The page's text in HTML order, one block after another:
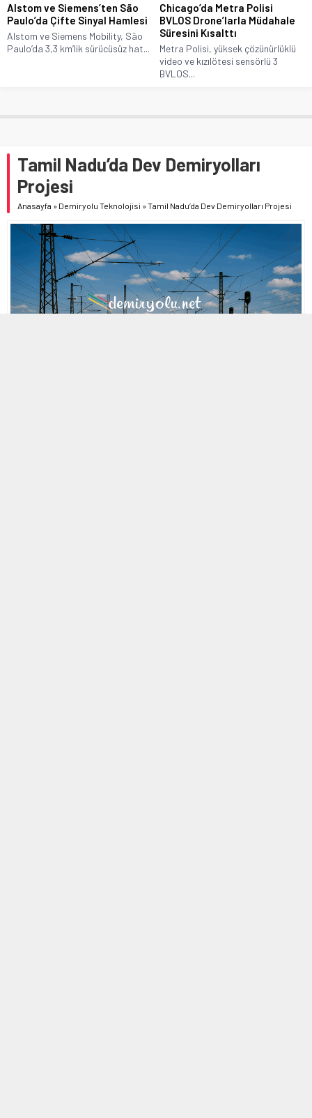
Alstom ve Siemens’ten São
Paulo’da Çifte Sinyal Hamlesi
Alstom ve Siemens Mobility, São
Paulo’da 3,3 km’lik sürücüsüz hat...
Chicago’da Metra Polisi
BVLOS Drone’larla Müdahale
Süresini Kısalttı
Metra Polisi, yüksek çözünürlüklü
video ve kızılötesi sensörlü 3
BVLOS...
Tamil Nadu’da Dev Demiryolları
Projesi
Anasayfa » Demiryolu Teknolojisi »Tamil Nadu’da Dev Demiryolları Projesi